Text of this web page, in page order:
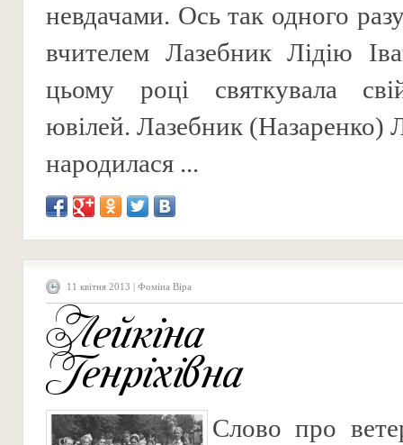
невдачами. Ось так одного
вчителем Лазебник Лідію
цьому році святкувала
ювілей. Лазебник (Назаренко)
народилася ...
11 квітня 2013 | Фоміна Віра
Лейкіна
Генріхівна
Слово про